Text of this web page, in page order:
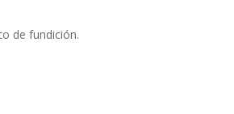
de fundición.